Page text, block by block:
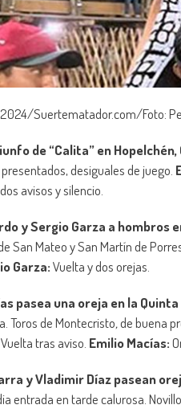
Suertematador.com/Foto:
de “Calita” en Hopelchén,
desiguales de juego.
avisos y silencio.
y Sergio Garza a hombros
San Mateo y San Martín de
Garza:Vuelta y dos orejas.
pasea una oreja en la
Toros de Montecristo,de buena
Vuelta tras aviso. Emilio Macías:
y Vladimir Díaz pasean
entrada en tarde calurosa.